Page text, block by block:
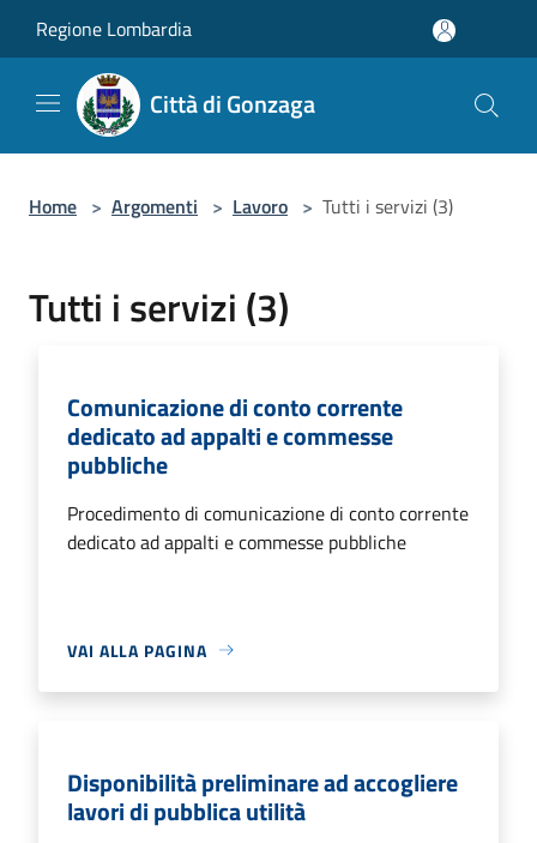
Regione Lombardia
Città di Gonzaga
Home > Argomenti > Lavoro > Tutti i servizi (3)
Tutti i servizi (3)
Comunicazione di conto corrente
dedicato ad appalti e commesse
pubbliche
Procedimento di comunicazione di conto corrente
dedicato ad appalti e commesse pubbliche
VAI ALLA PAGINA
Disponibilità preliminare ad accogliere
lavori di pubblica utilità